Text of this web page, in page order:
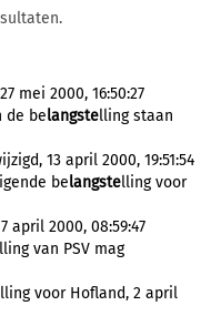
mei 2000, 16:50:27
de belangstelling staan
13 april 2000, 19:51:54
belangstelling voor
april 2000, 08:59:47
lling van PSV mag
lling voor Hofland, 2 april